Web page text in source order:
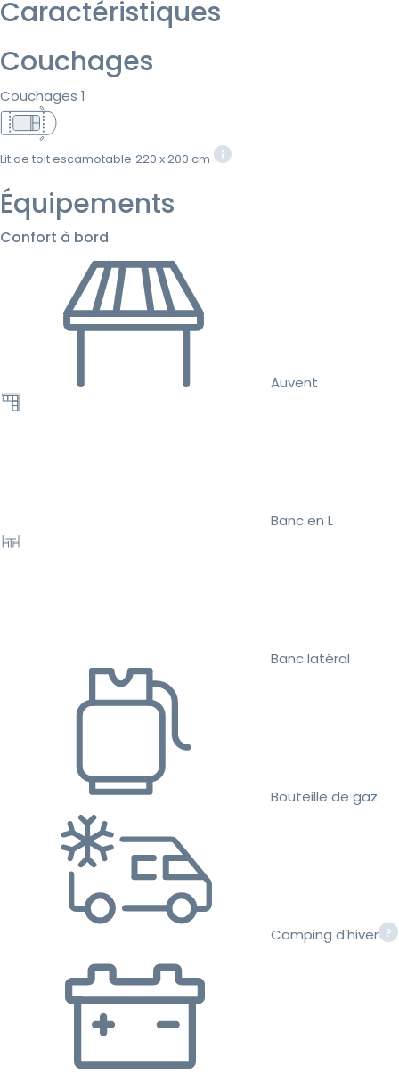
Caractéristiques
Couchages
Couchages 1
Lit de toit escamotable 220 x 200 cm
Équipements
Confort à bord
Auvent
Banc en L
Banc latéral
Bouteille de gaz
Camping d'hiver